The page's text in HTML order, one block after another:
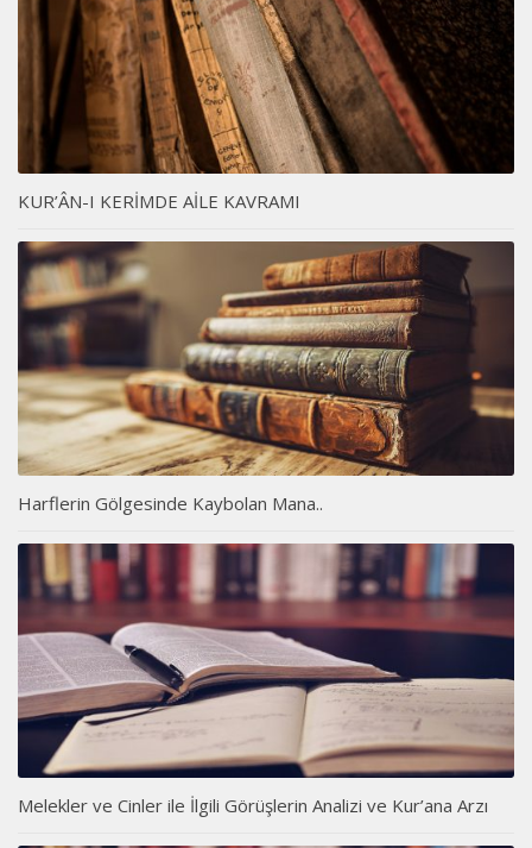
KUR’ÂN-I KERİMDE AİLE KAVRAMI
Harflerin Gölgesinde Kaybolan Mana..
Melekler ve Cinler ile İlgili Görüşlerin Analizi ve Kur’ana Arzı